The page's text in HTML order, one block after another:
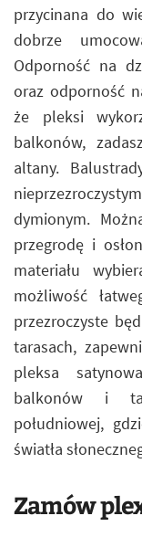
przycinana do
dobrze
Odporność na
oraz odporność
że pleksi
balkonów,
altany.
dymionym.
przegrodę i
materiału
możliwość
przezroczyste
tarasach,
pleksa
balkonów i
południowej,
światła
Zamów